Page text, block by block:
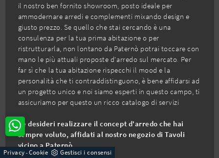
il nostro ben fornito showroom, posto ideale per
ammodernare arredi e complementi mixando design e
giusto prezzo. Se quello che stai cercando è una
consulenza per la tua prima abitazione o per
ristrutturarla, non lontano da Paternò potrai toccare con
mano le più attuali proposte d'arredo sul mercato. Per
far sì che la tua abitazione rispecchi il mood e la
personalità che ti contraddistinguono, è bene affidarsi ad
un progetto unico e noi siamo esperti in questo campo, ti
assicuriamo per questo un ricco catalogo di servizi
Se desideri realizzare il concept d'arredo che hai
sempre voluto, affidati al nostro negozio di Tavoli
vicino a Paternò
Privacy -Cookie Gestisci i consensi